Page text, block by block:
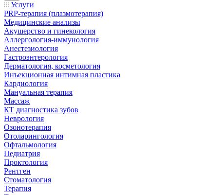
Услуги
PRP-терапия (плазмотерапия)
Медицинские анализы
Акушерство и гинекология
Аллергология-иммунология
Анестезиология
Гастроэнтерология
Дерматология, косметология
Инъекционная интимная пластика
Кардиология
Мануальная терапия
Массаж
КТ диагностика зубов
Неврология
Озонотерапия
Отоларингология
Офтальмология
Педиатрия
Проктология
Рентген
Стоматология
Терапия